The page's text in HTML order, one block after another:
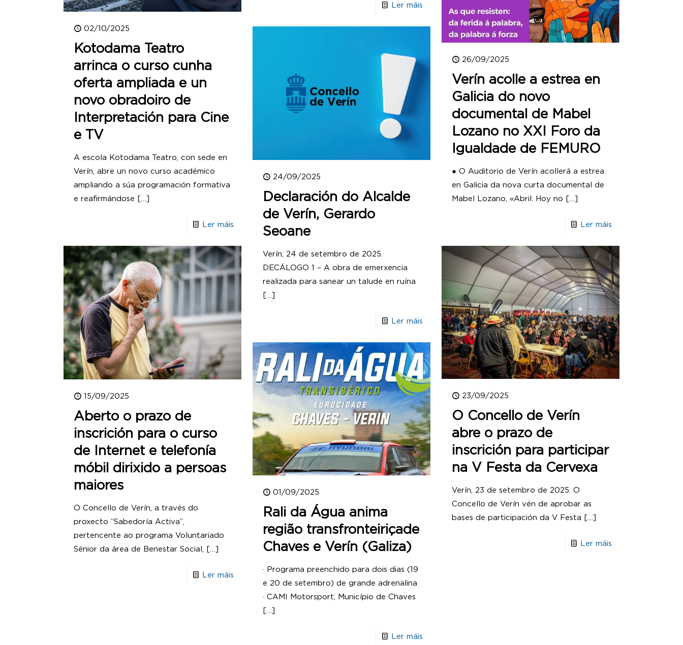
Ler máis
02/10/2025
Kotodama Teatro
arrinca o curso cunha
oferta ampliada e un
novo obradoiro de
Interpretación para Cine
e TV
A escola Kotodama Teatro, con sede en
Verín, abre un novo curso académico
ampliando a súa programación formativa
e reafirmándose […]
Ler máis
26/09/2025
Verín acolle a estrea en
Galicia do novo
documental de Mabel
Lozano no XXI Foro da
Igualdade de FEMURO
● O Auditorio de Verín acollerá a estrea
en Galicia da nova curta documental de
Mabel Lozano, «Abril: Hoy no […]
Ler máis
24/09/2025
Declaración do Alcalde
de Verín, Gerardo
Seoane
Verín, 24 de setembro de 2025.
DECÁLOGO 1 – A obra de emerxencia
realizada para sanear un talude en ruína
[…]
Ler máis
23/09/2025
O Concello de Verín
abre o prazo de
inscrición para participar
na V Festa da Cervexa
Verín, 23 de setembro de 2025. O
Concello de Verín vén de aprobar as
bases de participación da V Festa […]
Ler máis
15/09/2025
Aberto o prazo de
inscrición para o curso
de Internet e telefonía
móbil dirixido a persoas
maiores
O Concello de Verín, a través do
proxecto “Sabedoría Activa”,
pertencente ao programa Voluntariado
Sénior da área de Benestar Social, […]
Ler máis
01/09/2025
Rali da Água anima
região transfronteiriçade
Chaves e Verín (Galiza)
· Programa preenchido para dois dias (19
e 20 de setembro) de grande adrenalina
· CAMI Motorsport, Município de Chaves
[…]
Ler máis